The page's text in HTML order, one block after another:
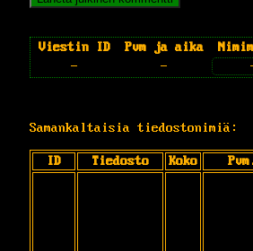
Viestin ID Pvm ja aika
-
-
Samankaltaisia tiedostonimiä:
ID Tiedosto Koko